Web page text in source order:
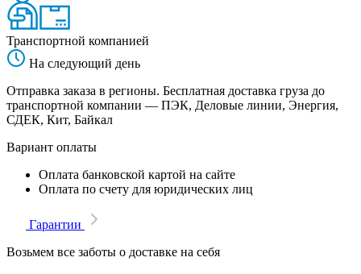
Транспортной компанией
На следующий день
Отправка заказа в регионы. Бесплатная доставка груза до
транспортной компании — ПЭК, Деловые линии, Энергия,
СДЕК, Кит, Байкал
Вариант оплаты
Оплата банковской картой на сайте
Оплата по счету для юридических лиц
Гарантии
Возьмем все заботы о доставке на себя